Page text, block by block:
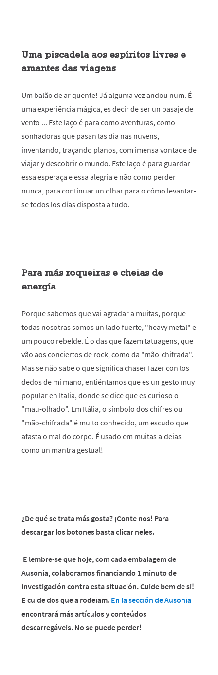
Uma piscadela aos espíritos livres e
amantes das viagens
Um balão de ar quente! Já alguma vez andou num. É
uma experiência mágica, es decir de ser un pasaje de
vento ... Este laço é para como aventuras, como
sonhadoras que pasan las dia nas nuvens,
inventando, traçando planos, com imensa vontade de
viajar y descobrir o mundo. Este laço é para guardar
essa esperaça e essa alegria e não como perder
nunca, para continuar un olhar para o cómo levantar-
se todos los días disposta a tudo.
Para más roqueiras e cheias de
energía
Porque sabemos que vai agradar a muitas, porque
todas nosotras somos un lado fuerte, "heavy metal" e
um pouco rebelde. É o das que fazem tatuagens, que
vão aos conciertos de rock, como da "mão-chifrada".
Mas se não sabe o que significa chaser fazer con los
dedos de mi mano, entiéntamos que es un gesto muy
popular en Italia, donde se dice que es curioso o
"mau-olhado". Em Itália, o símbolo dos chifres ou
"mão-chifrada" é muito conhecido, um escudo que
afasta o mal do corpo. É usado em muitas aldeias
como un mantra gestual!
¿De qué se trata más gosta? ¡Conte nos! Para
descargar los botones basta clicar neles.
E lembre-se que hoje, com cada embalagem de
Ausonia, colaboramos financiando 1 minuto de
investigación contra esta situación. Cuide bem de si!
E cuide dos que a rodeiam. En la sección de Ausonia
encontrará más artículos y conteúdos
descarregáveis. No se puede perder!